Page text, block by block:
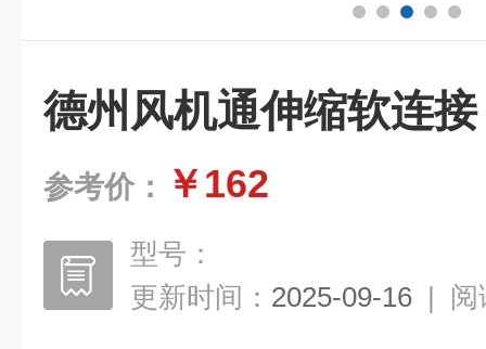
德州风机通伸缩软连接
参考价： ￥162
型号：
更新时间： 2025-09-16 | 阅